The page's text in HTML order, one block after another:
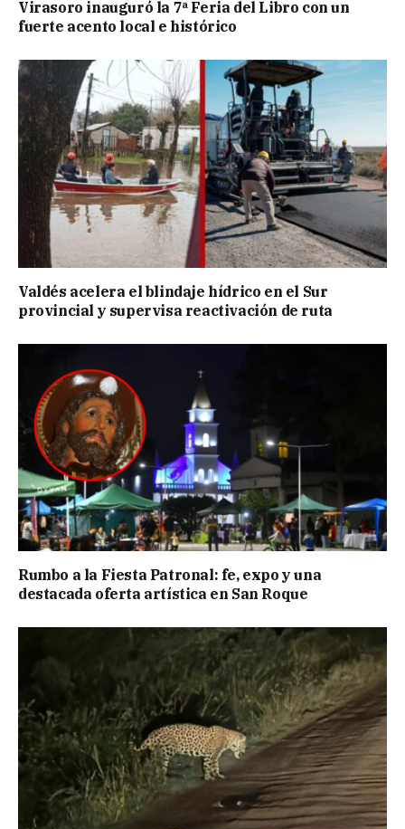
Virasoro inauguró la 7ª Feria del Libro con un
fuerte acento local e histórico
Valdés acelera el blindaje hídrico en el Sur
provincial y supervisa reactivación de ruta
Rumbo a la Fiesta Patronal: fe, expo y una
destacada oferta artística en San Roque